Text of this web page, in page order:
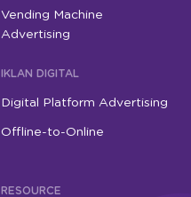
Vending Machine
Advertising
IKLAN DIGITAL
Digital Platform Advertising
Offline-to-Online
RESOURCE